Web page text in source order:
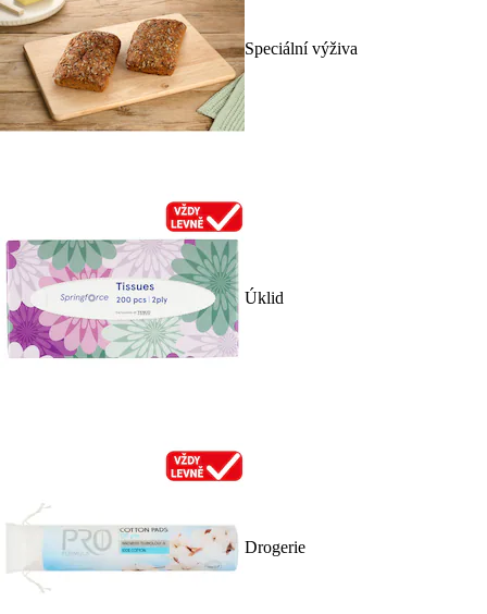
Speciální výživa
Úklid
Drogerie